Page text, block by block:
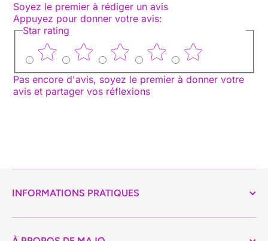
Soyez le premier à rédiger un avis
Appuyez pour donner votre avis:
Star rating
Pas encore d'avis, soyez le premier à donner votre
avis et partager vos réflexions
INFORMATIONS PRATIQUES